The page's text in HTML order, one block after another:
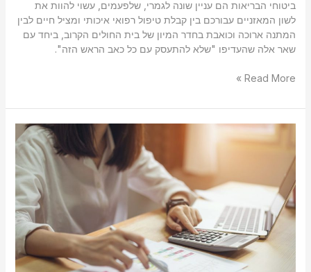
ביטוחי הבריאות הם עניין שונה לגמרי, שלפעמים, עשוי להוות את
לשון המאזניים עבורכם בין קבלת טיפול רפואי איכותי ומציל חיים לבין
המתנה ארוכה וכואבת בחדר המיון של בית החולים הקרוב, ביחד עם
שאר אלה שהעדיפו "שלא להתעסק עם כל כאב הראש הזה".
Read More »
מדוע
לרכוש
ביטוח
בריאות?